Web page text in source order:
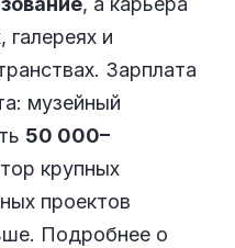
галереях и
Зарплата
музейный
50 000–
крупных
проектов
Подробнее о